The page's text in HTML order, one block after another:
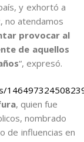
y exhortó a
no atendamos
provocar al
de aquellos
“, expresó.
, quien fue
nombrado
de influencias en